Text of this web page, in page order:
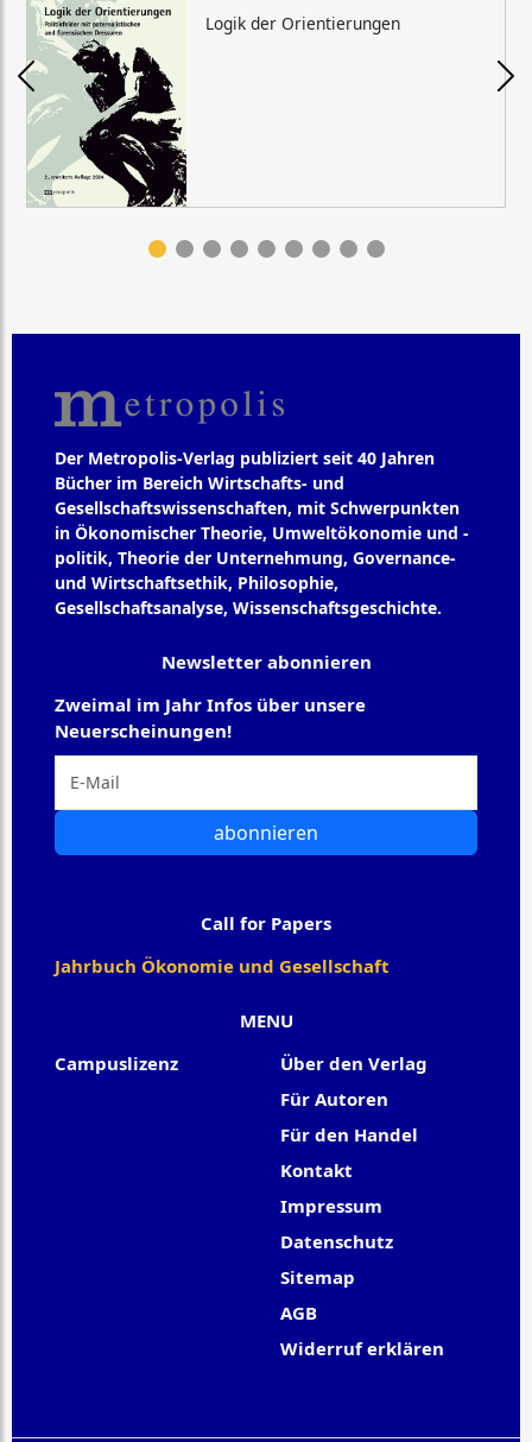
Logik der Orientierungen
Der Metropolis-Verlag publiziert seit 40 Jahren
Bücher im Bereich Wirtschafts- und
Gesellschaftswissenschaften, mit Schwerpunkten
in Ökonomischer Theorie, Umweltökonomie und -
politik, Theorie der Unternehmung, Governance-
und Wirtschaftsethik, Philosophie,
Gesellschaftsanalyse, Wissenschaftsgeschichte.
MENU
Campuslizenz
Über den Verlag
Für Autoren
Für den Handel
Kontakt
Impressum
Datenschutz
Sitemap
AGB
Widerruf erklären
Newsletter abonnieren
Zweimal im Jahr Infos über unsere
Neuerscheinungen!
abonnieren
Call for Papers
Jahrbuch Ökonomie und Gesellschaft